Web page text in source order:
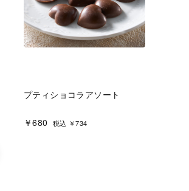
プティショコラアソート
￥680 税込 ￥734